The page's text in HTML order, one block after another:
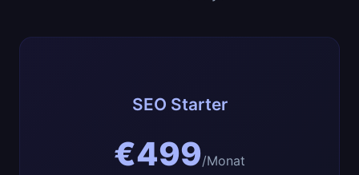
SEO Starter
€499/Monat